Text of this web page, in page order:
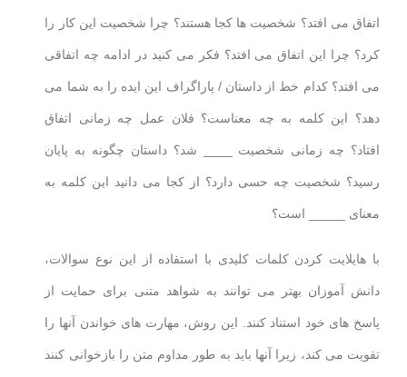
اتفاق می افتد؟ شخصیت ها کجا هستند؟ چرا شخصیت این کار را
کرد؟ چرا این اتفاق می افتد؟ فکر می کنید در ادامه چه اتفاقی
می افتد؟ کدام خط از داستان / پاراگراف این ایده را به شما می
دهد؟ این کلمه به چه معناست؟ فلان عمل چه زمانی اتفاق
افتاد؟ چه زمانی شخصیت ____ شد؟ داستان چگونه به پایان
رسید؟ شخصیت چه حسی دارد؟ از کجا می دانید این کلمه به
معنای _____ است؟
با هایلایت کردن کلمات کلیدی با استفاده از این نوع سوالات،
دانش آموزان بهتر می توانند به شواهد متنی برای حمایت از
پاسخ های خود استناد کنند. این روش، مهارت های خواندن آنها را
تقویت می کند، زیرا آنها باید به طور مداوم متن را بازخوانی کنند